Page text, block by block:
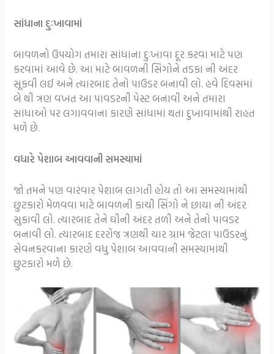
સાંધાના દુઃખાવામાં
બાવળનો ઉપયોગ તમારા સાંધાના દુઃખાવા દૂર કરવા માટે પણ
કરવામાં આવે છે. આ માટે બાવળની સિંગોને તડકા ની અંદર
સૂકવી લઈ અને ત્યારબાદ તેનો પાઉડર બનાવી લો. હવે દિવસમાં
બે થી ત્રણ વખત આ પાવડરની પેસ્ટ બનાવી અને તમારા
સાંધાઓ પર લગાવવાના કારણે સાંધામાં થતા દુખાવામાંથી રાહત
મળે છે.
વધારે પેશાબ આવવાની સમસ્યામાં
જો તમને પણ વારંવાર પેશાબ લાગતી હોય તો આ સમસ્યામાંથી
છુટકારો મેળવવા માટે બાવળની કાચી સિંગો ને છાયા ની અંદર
સુકાવી લો. ત્યારબાદ તેને ઘીની અંદર તળી અને તેનો પાવડર
બનાવી લો. ત્યારબાદ દરરોજ ત્રણથી ચાર ગ્રામ જેટલા પાઉડરનું
સેવનકરવાના કારણે વધુ પેશાબ આવવાની સમસ્યામાંથી
છુટકારો મળે છે.